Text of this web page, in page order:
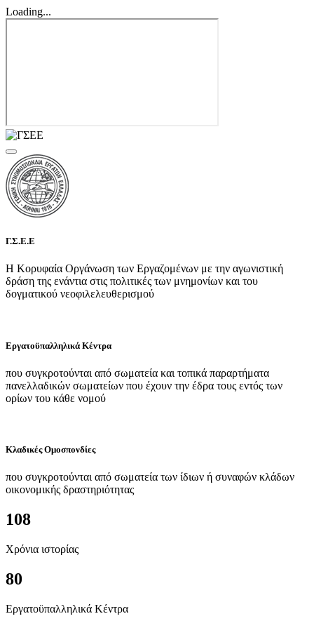
Loading...
Γ.Σ.Ε.Ε
Η Κορυφαία Οργάνωση των Εργαζομένων με την αγωνιστική
δράση της ενάντια στις πολιτικές των μνημονίων και του
δογματικού νεοφιλελευθερισμού
Εργατοϋπαλληλικά Κέντρα
που συγκροτούνται από σωματεία και τοπικά παραρτήματα
πανελλαδικών σωματείων που έχουν την έδρα τους εντός των
ορίων του κάθε νομού
Κλαδικές Ομοσπονδίες
που συγκροτούνται από σωματεία των ίδιων ή συναφών κλάδων
οικονομικής δραστηριότητας
108
Χρόνια ιστορίας
80
Εργατοϋπαλληλικά Κέντρα